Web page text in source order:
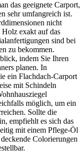
das geeignete Carport,
sehr umfangreich ist.
nicht
exakt auf das
sind bei
zu bekommen.
indem Sie Ihren
planen. In
ein Flachdach-Carport
mit Schindeln
möglich, um ein
Sollte die
empfiehlt es sich das
mit einem Pflege-Öl
Colorierungen